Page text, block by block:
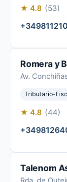
★ 4.8 (53)
Romera y
Av.
Tributario-
★ 4.8 (44)
Talenom